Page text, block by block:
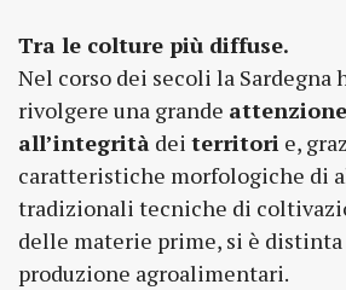
Tra le colture più diffuse.
Nel corso dei secoli la Sardegna
rivolgere una grande attenzione
all’integrità dei territori e,
caratteristiche morfologiche di
tradizionali tecniche di
delle materie prime, si è
produzione agroalimentari.